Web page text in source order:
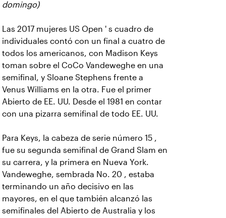
domingo)
Las 2017 mujeres US Open ' s cuadro de
individuales contó con un final a cuatro de
todos los americanos, con Madison Keys
toman sobre el CoCo Vandeweghe en una
semifinal, y Sloane Stephens frente a
Venus Williams en la otra. Fue el primer
Abierto de EE. UU. Desde el 1981 en contar
con una pizarra semifinal de todo EE. UU.
Para Keys, la cabeza de serie número 15 ,
fue su segunda semifinal de Grand Slam en
su carrera, y la primera en Nueva York.
Vandeweghe, sembrada No. 20 , estaba
terminando un año decisivo en las
mayores, en el que también alcanzó las
semifinales del Abierto de Australia y los